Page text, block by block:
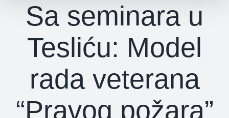
Sa seminara u
Tesliću: Model
rada veterana
“Pravog požara”